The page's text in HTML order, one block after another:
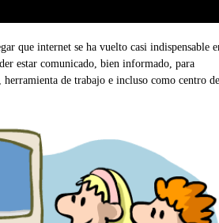
que internet se ha vuelto casi indispensable
estar comunicado, bien informado, para
de trabajo e incluso como centro de